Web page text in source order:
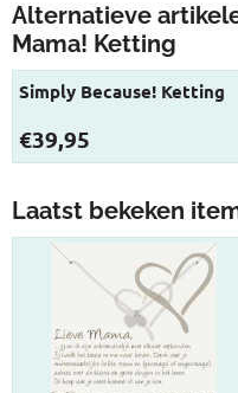
Alternatieve
Mama! Ketting
Simply Because! Ketting
Prijs: 39,95
€39,95
Laatst bekeken